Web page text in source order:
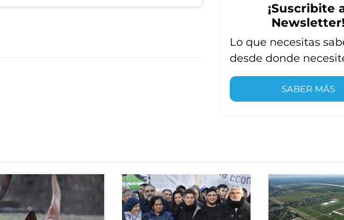
¡Suscribite
Newsletter!
Lo que necesitas
desde donde
SABER MÁS